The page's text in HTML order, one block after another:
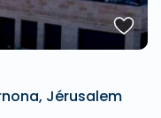
Jérusalem